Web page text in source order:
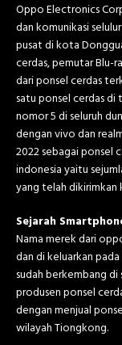
Oppo Electronics
dan komunikasi
pusat di kota
cerdas, pemutar Blu-
dari ponsel cerdas
satu ponsel cerdas
nomor 5 di seluruh
dengan vivo dan
2022 sebagai ponsel
indonesia yaitu
yang telah dikirimkan
Sejarah
Nama merek dari
dan di keluarkan
sudah berkembang di
produsen ponsel
dengan menjual
wilayah Tiongkong.